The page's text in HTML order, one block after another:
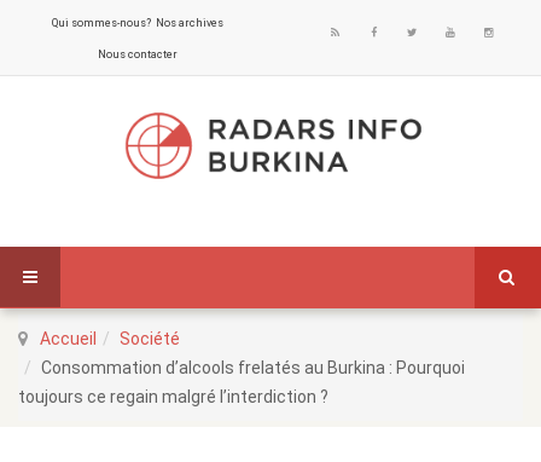
Qui sommes-nous? Nos archives
Nous contacter
Accueil
Société
Consommation d’alcools frelatés au Burkina : Pourquoi
toujours ce regain malgré l’interdiction ?